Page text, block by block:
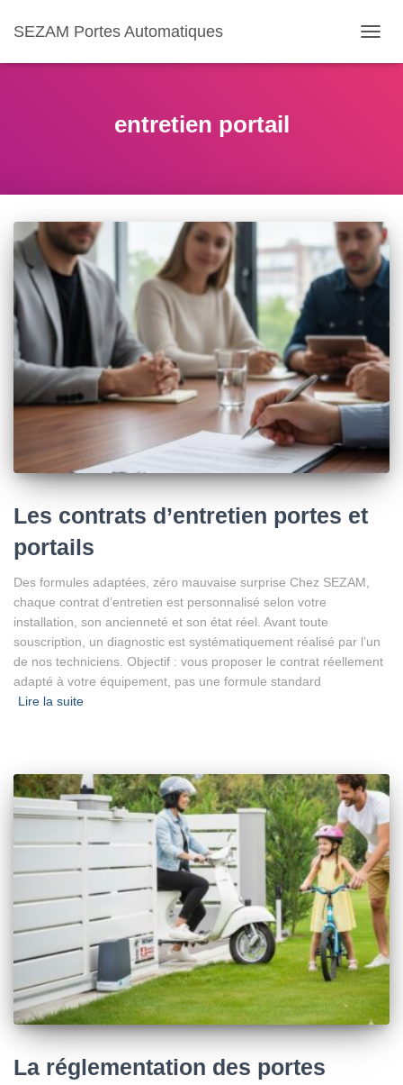
SEZAM Portes Automatiques
LA
entretien portail
Les contrats d’entretien portes et
portails
Des formules adaptées, zéro mauvaise surprise Chez SEZAM,
chaque contrat d’entretien est personnalisé selon votre
installation, son ancienneté et son état réel. Avant toute
souscription, un diagnostic est systématiquement réalisé par l’un
de nos techniciens. Objectif : vous proposer le contrat réellement
adapté à votre équipement, pas une formule standard
Lire la suite
La réglementation des portes